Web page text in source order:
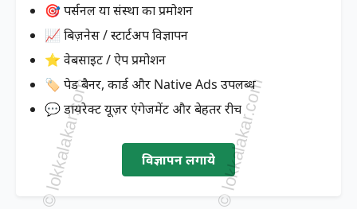
🎯 पर्सनल या संस्था का प्रमोशन
📈 बिज़नेस / स्टार्टअप विज्ञापन
⭐ वेबसाइट / ऐप प्रमोशन
🏷️ पेड बैनर, कार्ड और Native Ads उपलब्ध
💬 डायरेक्ट यूज़र एंगेजमेंट और बेहतर रीच
विज्ञापन लगाये